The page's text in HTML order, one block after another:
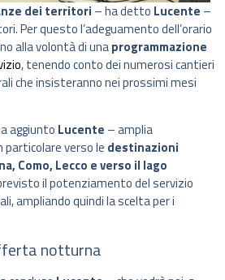
dei territori – ha detto Lucente –
Per questo l’adeguamento dell’orario
alla volontà di unaprogrammazione
, tenendo conto dei numerosi cantieri
che insisteranno nei prossimi mesi
aggiunto Lucente – amplia
verso le destinazioni
Como, Lecco e verso il lago
il potenziamento del servizio
ampliando quindi la scelta per i
notturna